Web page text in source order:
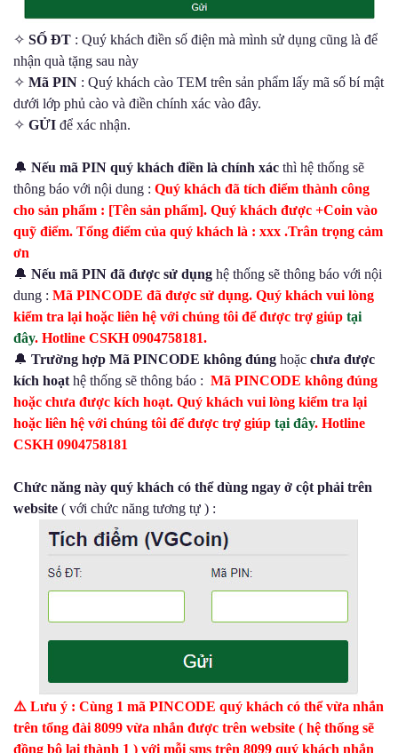
✧ SỐ ĐT : Quý khách điền số điện mà mình sử dụng cũng là để
nhận quà tặng sau này
✧ Mã PIN : Quý khách cào TEM trên sản phẩm lấy mã số bí mật
dưới lớp phủ cào và điền chính xác vào đây.
✧ GỬI để xác nhận.
🔔 Nếu mã PIN quý khách điền là chính xác thì hệ thống sẽ
thông báo với nội dung : Quý khách đã tích điểm thành công
cho sản phẩm : [Tên sản phẩm]. Quý khách được +Coin vào
quỹ điểm. Tổng điểm của quý khách là : xxx .Trân trọng cảm
ơn
🔔 Nếu mã PIN đã được sử dụng hệ thống sẽ thông báo với nội
dung : Mã PINCODE đã được sử dụng. Quý khách vui lòng
kiểm tra lại hoặc liên hệ với chúng tôi để được trợ giúp tại
đây. Hotline CSKH 0904758181.
🔔 Trường hợp Mã PINCODE không đúng hoặc chưa được
kích hoạt hệ thống sẽ thông báo : Mã PINCODE không đúng
hoặc chưa được kích hoạt. Quý khách vui lòng kiểm tra lại
hoặc liên hệ với chúng tôi để được trợ giúp tại đây. Hotline
CSKH 0904758181
Chức năng này quý khách có thể dùng ngay ở cột phải trên
website ( với chức năng tương tự ) :
⚠️ Lưu ý : Cùng 1 mã PINCODE quý khách có thể vừa nhắn
trên tổng đài 8099 vừa nhắn được trên website ( hệ thống sẽ
đồng bộ lại thành 1 ) với mỗi sms trên 8099 quý khách nhắn